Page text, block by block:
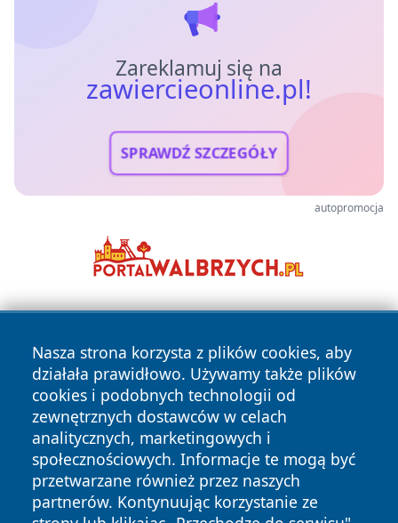
Zareklamuj się na
zawiercieonline.pl!
SPRAWDŹ SZCZEGÓŁY
autopromocja
Nasza strona korzysta z plików cookies, aby
działała prawidłowo. Używamy także plików
cookies i podobnych technologii od
zewnętrznych dostawców w celach
analitycznych, marketingowych i
społecznościowych. Informacje te mogą być
przetwarzane również przez naszych
partnerów. Kontynuując korzystanie ze
Copyright © 2026 zawiercieonline.pl Wszystkie prawa
zastrzeżone.
News Autorzy
Polityka
Polityka